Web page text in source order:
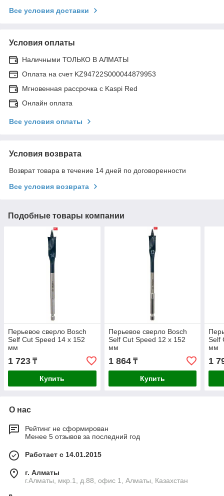
Все условия доставки
Условия оплаты
Наличными ТОЛЬКО В АЛМАТЫ
Оплата на счет KZ94722S000044879953
Мгновенная рассрочка с Kaspi Red
Онлайн оплата
Все условия оплаты
Условия возврата
Возврат товара в течение 14 дней по договоренности
Все условия возврата
Подобные товары компании
Перьевое сверло Bosch
Self Cut Speed 14 x 152
мм
1 723 ₸
Купить
Перьевое сверло Bosch
Self Cut Speed 12 x 152
мм
1 864₸
Купить
Self
мм
1
О нас
Рейтинг не сформирован
Менее 5 отзывов за последний год
Работает с 14.01.2015
г. Алматы
г.Алматы, мкр.1, д.88, офис 1, Алматы, Казахстан